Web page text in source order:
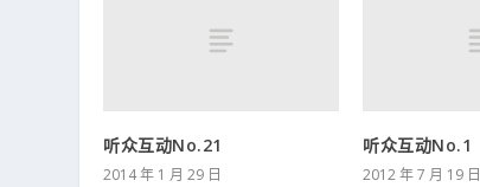
听众互动No.21
2014 年 1 月 29 日
听众互动No.1
2012 年 7 月 19 日